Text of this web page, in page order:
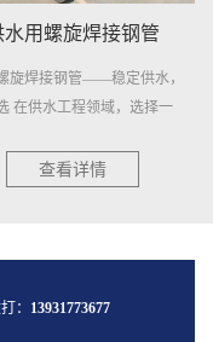
水输送用螺旋焊管
送用螺旋焊管——城市供水
在城市的每一个角落，清
查看详情
： 13931773677